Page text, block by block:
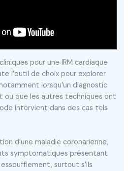
pour une IRM cardiaque
l’outil de choix pour explorer
lorsqu’un diagnostic
ou que les autres techniques ont
intervient dans des cas tels
d’une maladie coronarienne,
symptomatiques présentant
surtout s’ils